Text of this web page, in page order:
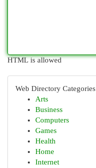
HTML is allowed
Web Directory Categories
Arts
Business
Computers
Games
Health
Home
Internet